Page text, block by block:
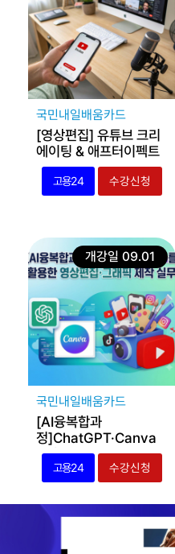
국민내일배움카드
[영상편집] 유튜브 크리
에이팅 & 애프터이펙트
실무 주말과정
고용24 수강신청
국민내일배움카드
[AI융복합과
정]ChatGPT·Canva
를 활용한 영상편집·그래
픽 제작 실무
개강일 09.01
고용24 수강신청